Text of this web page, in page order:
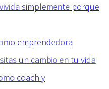
simplemente porque
emprendedora
un cambio en tu vida
coach y